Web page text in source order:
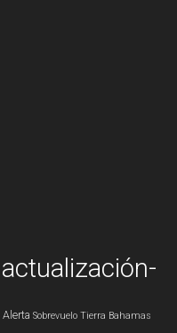
actualización-
Alerta Sobrevuelo Tierra Bahamas